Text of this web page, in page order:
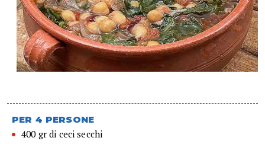
PER 4 PERSONE
400 gr di ceci secchi